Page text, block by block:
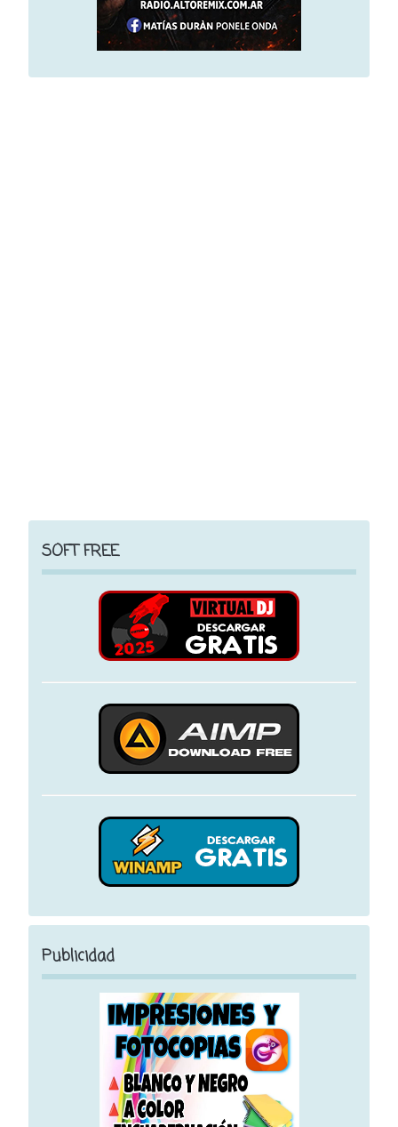
SOFT FREE
Publicidad